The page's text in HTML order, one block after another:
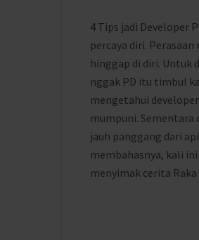
4 Tips jadi Developer
percaya diri. Perasaan
hinggap di diri. Untuk
nggak PD itu timbul
mengetahui
mumpuni. Sementara
jauh panggang dari
membahasnya, kali
menyimak cerita Raka